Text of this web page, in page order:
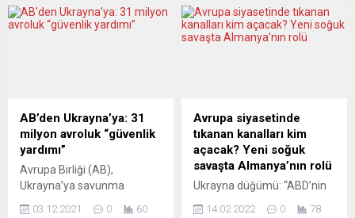
AB’den Ukrayna’ya: 31
milyon avroluk “güvenlik
yardımı”
Avrupa Birliği (AB),
Ukrayna’ya savunma
03.12.2021 0 60
Avrupa siyasetinde
tıkanan kanalları kim
açacak? Yeni soğuk
savaşta Almanya’nın rolü
Ukrayna düğümü: “ABD’nin
14.02.2022 0 78